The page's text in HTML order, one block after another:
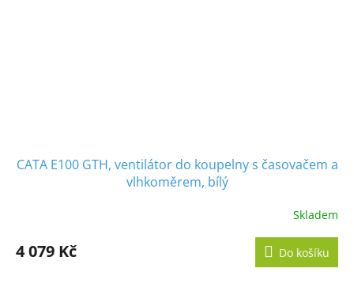
CATA E100 GTH, ventilátor do koupelny s časovačem a
vlhkoměrem, bílý
produktu
je
Skladem
4 079 Kč Do košíku